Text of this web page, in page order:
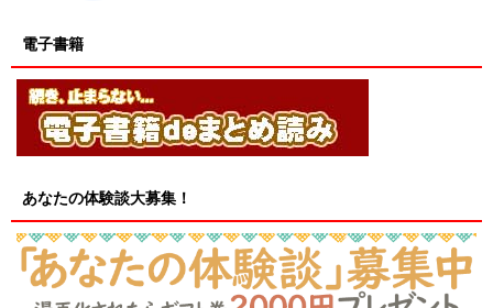
電子書籍
あなたの体験談大募集！